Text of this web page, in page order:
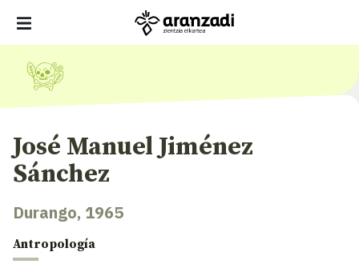
José Manuel Jiménez
Sánchez
Durango, 1965
Antropología